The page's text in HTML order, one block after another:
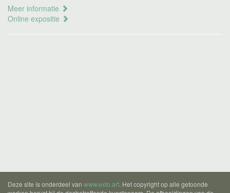
Meer informatie
Online expositie
Deze site is onderdeel van www.exto.art. Het copyright op alle getoonde